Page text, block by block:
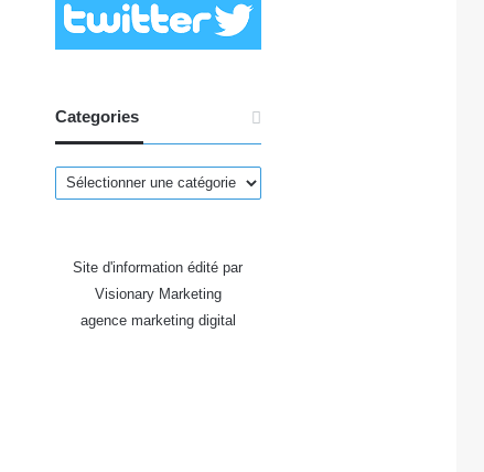
Categories
Categories
Site d'information édité par
Visionary Marketing
agence marketing digital